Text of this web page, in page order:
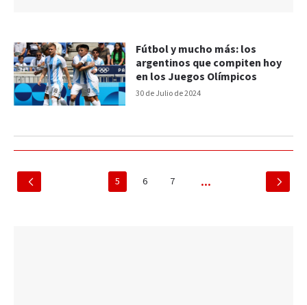
30 de Julio de 2024
Fútbol y mucho más: los
argentinos que compiten hoy
en los Juegos Olímpicos
5 6 7